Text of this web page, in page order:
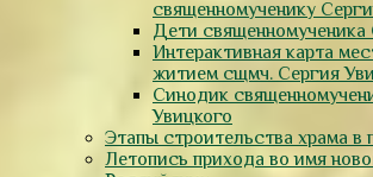
священномученику
Дети священномученика
Интерактивная карта
житием сщмч. Сергия
Синодик
Увицкого
Этапы строительства храма в
Летопись прихода во имя